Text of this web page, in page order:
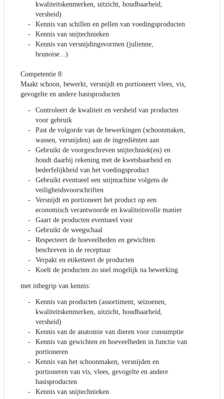
kwaliteitskenmerken, uitzicht, houdbaarheid,
versheid)
Kennis van schillen en pellen van voedingsproducten
Kennis van snijtechnieken
Kennis van versnijdingsvormen (julienne,
brunoise...)
Competentie 8:
Maakt schoon, bewerkt, versnijdt en portioneert vlees, vis,
gevogelte en andere basisproducten
Controleert de kwaliteit en versheid van producten
voor gebruik
Past de volgorde van de bewerkingen (schoonmaken,
wassen, versnijden) aan de ingrediënten aan
Gebruikt de voorgeschreven snijtechniek(en) en
houdt daarbij rekening met de kwetsbaarheid en
bederfelijkheid van het voedingsproduct
Gebruikt eventueel een snijmachine volgens de
veiligheidsvoorschriften
Versnijdt en portioneert het product op een
economisch verantwoorde en kwaliteitsvolle manier
Gaart de producten eventueel voor
Gebruikt de weegschaal
Respecteert de hoeveelheden en gewichten
beschreven in de receptuur
Verpakt en etiketteert de producten
Koelt de producten zo snel mogelijk na bewerking
met inbegrip van kennis:
Kennis van producten (assortiment, seizoenen,
kwaliteitskenmerken, uitzicht, houdbaarheid,
versheid)
Kennis van de anatomie van dieren voor consumptie
Kennis van gewichten en hoeveelheden in functie van
portioneren
Kennis van het schoonmaken, versnijden en
portioneren van vis, vlees, gevogelte en andere
basisproducten
Kennis van snijtechnieken